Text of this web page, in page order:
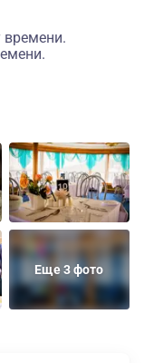
времени.
Еще 3 фото